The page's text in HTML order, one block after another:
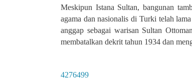
Meskipun Istana Sultan, bangunan
agama dan nasionalis di Turki telah
anggap sebagai warisan Sultan
membatalkan dekrit tahun 1934 dan
4276499